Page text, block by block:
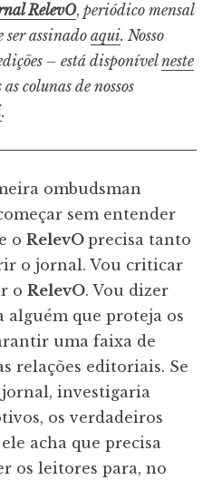
RelevO, periódico mensal
ser assinado aqui. Nosso
– está disponívelneste
colunas de nossos
.
ombudsman
sem entender
o RelevO precisa tanto
o jornal. Vou criticar
o RelevO. Vou dizer
alguém que proteja os
uma faixa de
relações editoriais. Se
jornal, investigaria
os verdadeiros
acha que precisa
os leitores para, no